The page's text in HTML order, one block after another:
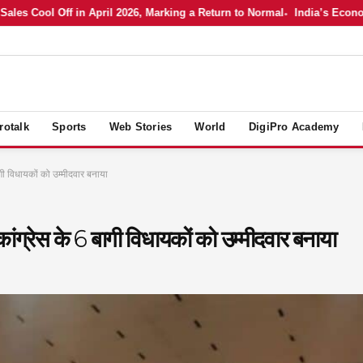
Cool Off in April 2026, Marking a Return to Normal India’s
Sports Web Stories World DigiPro Academy
को उम्मीदवार बनाया
के 6 बागी विधायकों को उम्मीदवार बनाया